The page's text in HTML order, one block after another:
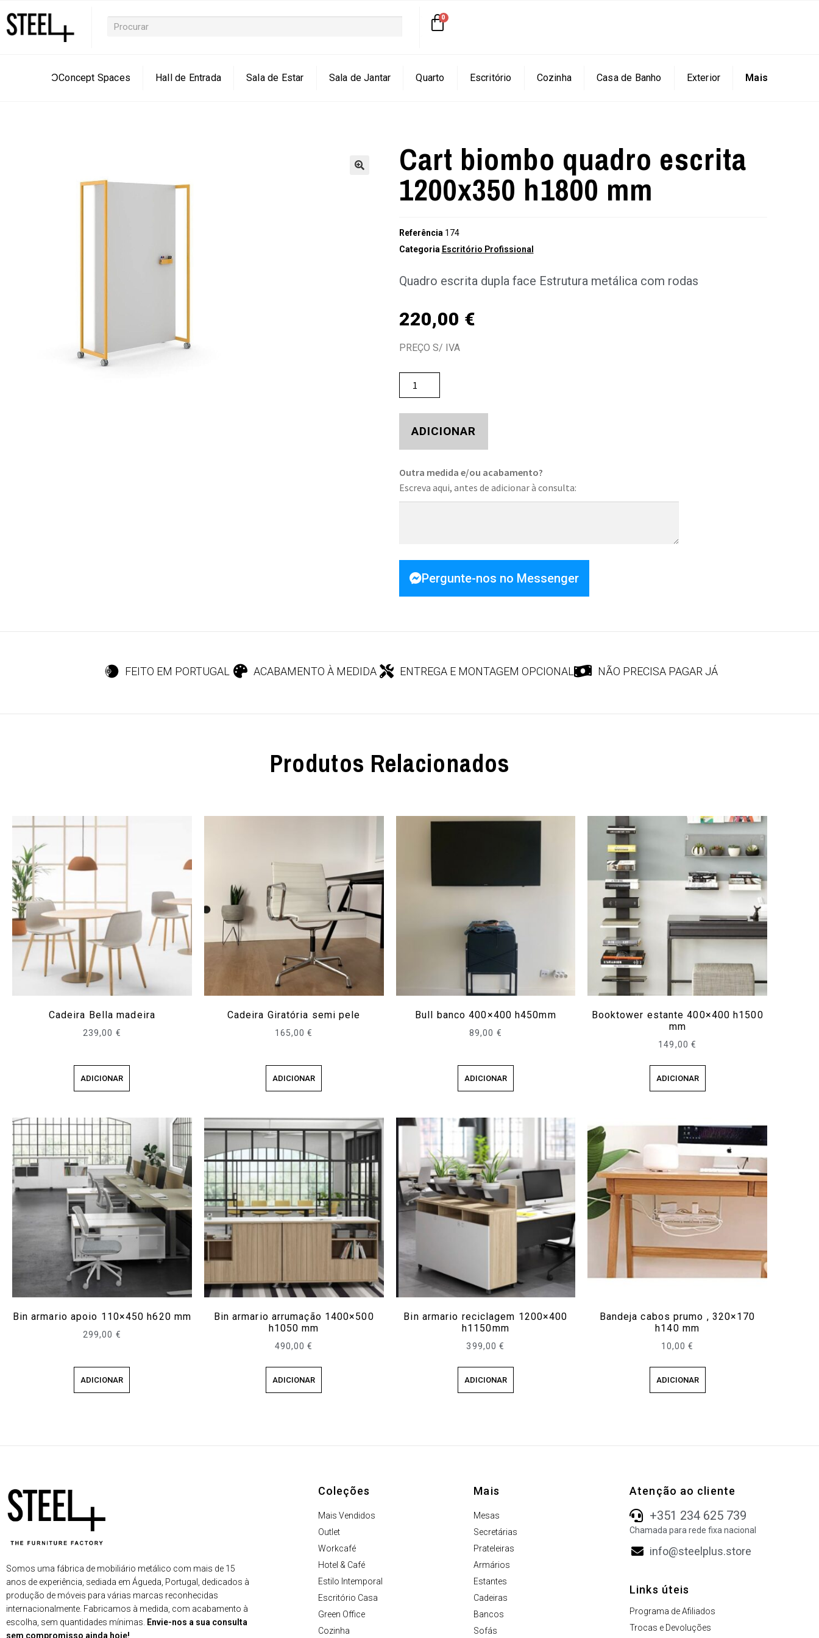
ƆConcept Spaces Hall de Entrada Sala de Estar Sala de Jantar Quarto Escritório Cozinha Casa de Banho Exterior Mais
Cart biombo quadro escrita
1200x350 h1800 mm
Referência 174
Categoria Escritório Profissional
Quadro escrita dupla face Estrutura metálica com rodas
220,00 €
PREÇO S/ IVA
ADICIONAR
Outra medida e/ou acabamento?
Escreva aqui, antes de adicionar à consulta:
Pergunte-nos no Messenger
FEITO EM PORTUGAL ACABAMENTO À MEDIDA ENTREGA E MONTAGEM OPCIONAL NÃO PRECISA PAGAR JÁ
Produtos Relacionados
Cadeira Bella madeira
239,00 €
ADICIONAR
Cadeira Giratória semi pele
165,00€
ADICIONAR
Bull banco 400×400 h450mm
89,00 €
ADICIONAR
Booktower estante 400×400 h1500
mm
149,00 €
ADICIONAR
Bin armario apoio 110×450 h620 mm
299,00 €
ADICIONAR
Bin armario arrumação 1400×500
h1050 mm
490,00€
ADICIONAR
Bin armario reciclagem 1200×400
h1150mm
399,00€
ADICIONAR
Bandeja cabos prumo , 320×170
h140 mm
10,00€
ADICIONAR
Somos uma fábrica de mobiliário metálico com mais de 15
anos de experiência, sediada em Águeda, Portugal, dedicados à
produção de móveis para várias marcas reconhecidas
internacionalmente. Fabricamos à medida, com acabamento à
escolha, sem quantidades mínimas. Envie-nos a sua consulta
sem compromisso ainda hoje!
Coleções
Mais Vendidos
Outlet
Workcafé
Hotel & Café
Estilo Intemporal
Escritório Casa
Green Office
Cozinha
Mais
Mesas
Secretárias
Prateleiras
Armários
Estantes
Cadeiras
Bancos
Sofás
Atenção ao cliente
+351 234 625 739
Chamada para rede fixa nacional
info@steelplus.store
Links úteis
Programa de Afiliados
Trocas e Devoluções